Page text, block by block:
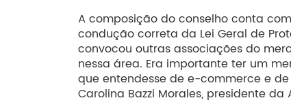
A composição do conselho conta
condução correta da Lei Geral de
convocou outras associações do
nessa área. Era importante ter um
que entendesse de e-commerce e
Carolina Bazzi Morales, presidente da